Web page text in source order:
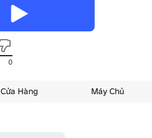
0
Cửa Hàng Máy Chủ